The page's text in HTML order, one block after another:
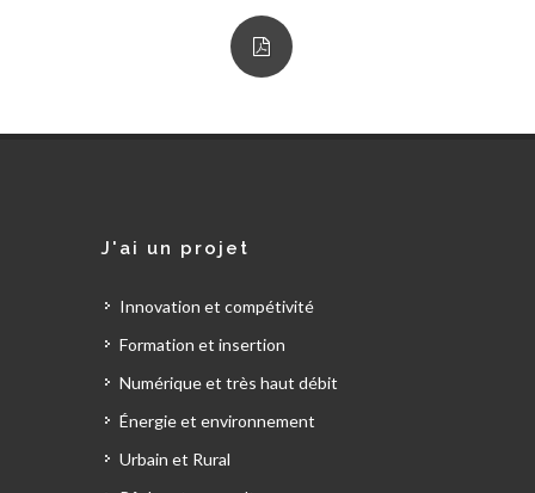
J'ai un projet
Innovation et compétivité
Formation et insertion
Numérique et très haut débit
Énergie et environnement
Urbain et Rural